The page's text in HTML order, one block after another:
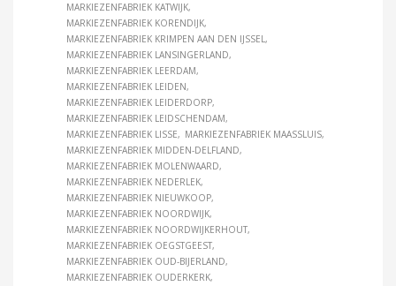
MARKIEZENFABRIEK KATWIJK
MARKIEZENFABRIEK KORENDIJK
MARKIEZENFABRIEK KRIMPEN AAN DEN IJSSEL
MARKIEZENFABRIEK LANSINGERLAND
MARKIEZENFABRIEK LEERDAM
MARKIEZENFABRIEK LEIDEN
MARKIEZENFABRIEK LEIDERDORP
MARKIEZENFABRIEK LEIDSCHENDAM
MARKIEZENFABRIEK LISSE
MARKIEZENFABRIEK MAASSLUIS
MARKIEZENFABRIEK MIDDEN-DELFLAND
MARKIEZENFABRIEK MOLENWAARD
MARKIEZENFABRIEK NEDERLEK
MARKIEZENFABRIEK NIEUWKOOP
MARKIEZENFABRIEK NOORDWIJK
MARKIEZENFABRIEK NOORDWIJKERHOUT
MARKIEZENFABRIEK OEGSTGEEST
MARKIEZENFABRIEK OUD-BIJERLAND
MARKIEZENFABRIEK OUDERKERK